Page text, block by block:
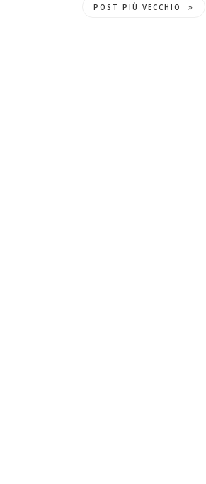
POST PIÙ VECCHIO